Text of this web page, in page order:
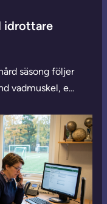
idrottare
säsong följer
vadmuskel, e…